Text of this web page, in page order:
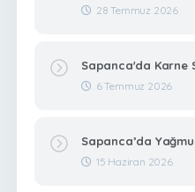
28 Temmuz 2026
Sapanca'da Karne
6 Temmuz 2026
Sapanca’da
15 Haziran 2026